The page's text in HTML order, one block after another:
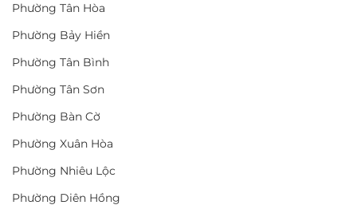
Phường Tân Hòa
Phường Bảy Hiền
Phường Tân Bình
Phường Tân Sơn
Phường Bàn Cờ
Phường Xuân Hòa
Phường Nhiêu Lộc
Phường Diên Hồng